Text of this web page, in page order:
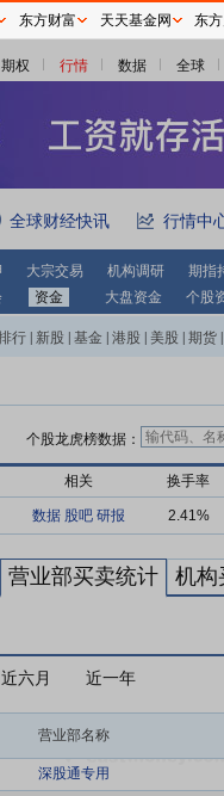
期权 行情 数据 全球
全球财经快讯 行情中
大宗交易 机构调研
期指
资金 大盘资金 个股
行 新股 基金 港股 美股 期货
个股龙虎榜数据：
相关 换手率
数据 股吧 研报 2.41%
营业部买卖统计 机构
近六月 近一年
营业部名称
深股通专用
东方财富 天天基金网 东